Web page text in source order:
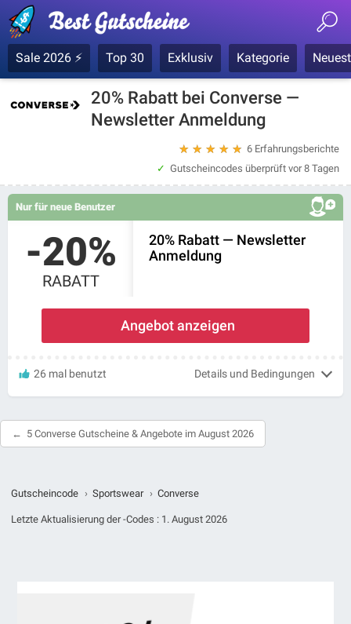
Sale 2026 ⚡ Top 30 Exklusiv Kategorie
20% Rabatt bei Converse —
Newsletter Anmeldung
6 Erfahrungsberichte
★
★
★
★
★
Gutscheincodes überprüft vor 8 Tagen
Nur für neue Benutzer
-20%
RABATT
20% Rabatt — Newsletter
Anmeldung
Angebot anzeigen
26 mal benutzt Details und Bedingungen
5 Converse Gutscheine & Angebote im August 2026
Gutscheincode › Sportswear › Converse
Letzte Aktualisierung der -Codes : 1. August 2026